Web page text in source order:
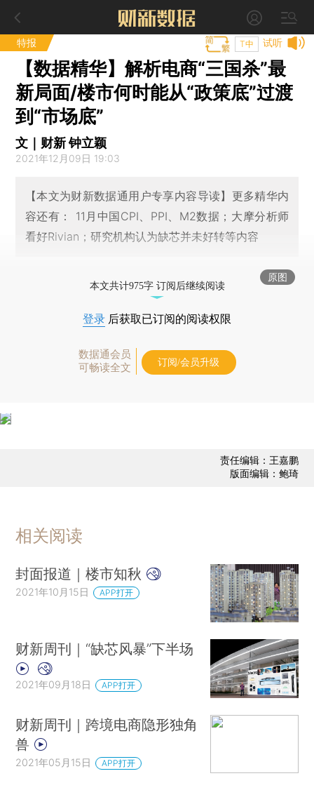
特报 试听
T中
【数据精华】解析电商“三国杀”最
新局面/楼市何时能从“政策底”过渡
到“市场底”
文｜财新 钟立颖
2021年12月09日 19:03
【本文为财新数据通用户专享内容导读】更多精华内
容还有： 11月中国CPI、PPI、M2数据；大摩分析师
看好Rivian；研究机构认为缺芯并未好转等内容
原图
本文共计975字 订阅后继续阅读
登录 后获取已订阅的阅读权限
数据通会员
可畅读全文
订阅/会员升级
责任编辑：王嘉鹏
版面编辑：鲍琦
相关阅读
封面报道｜楼市知秋
2021年10月15日 APP打开
财新周刊｜“缺芯风暴”下半场
2021年09月18日 APP打开
财新周刊｜跨境电商隐形独角
兽
2021年05月15日 APP打开